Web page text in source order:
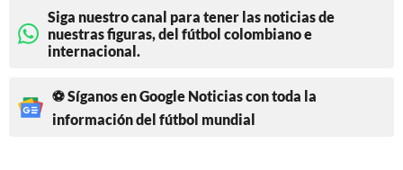
Siga nuestro canal para tener las noticias de
nuestras figuras, del fútbol colombiano e
internacional.
⚽ Síganos en Google Noticias con toda la
información del fútbol mundial